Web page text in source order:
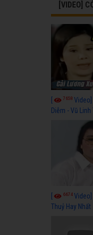
[VIDEO]
7658
Diễm - Vũ
6674Video]
Thuỷ Hay